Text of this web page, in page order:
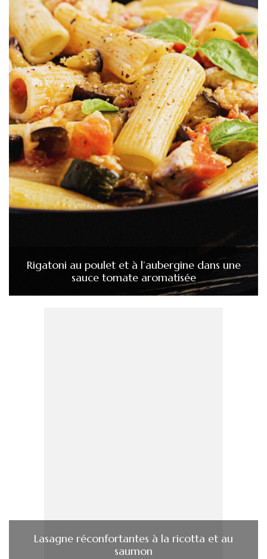
Rigatoni au poulet et à l’aubergine dans une
sauce tomate aromatisée
Lasagne réconfortantes à la ricotta et au
saumon